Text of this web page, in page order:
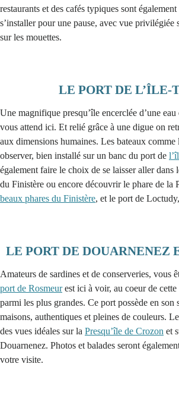
restaurants et des cafés typiques sont
s’installer pour une pause, avec vue privilégiée
sur les mouettes.
LE PORT DE L’ÎLE-
Une magnifique presqu’île encerclée d’une
vous attend ici. Et relié grâce à une digue on
aux dimensions humaines. Les bateaux comme
observer, bien installé sur un banc du port de
également faire le choix de se laisser aller dans
du Finistère ou encore découvrir le phare de la
beaux phares du Finistère, et le port de
LE PORT DE DOUARNENEZ
Amateurs de sardines et de conserveries, vous
port de Rosmeurest ici à voir, au coeur de cette
parmi les plus grandes. Ce port possède en son
maisons, authentiques et pleines de couleurs.
des vues idéales sur la Presqu’île de Crozon et
Douarnenez. Photos et balades seront
votre visite.